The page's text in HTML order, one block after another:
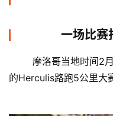
一场比赛
的Herculis路跑5公里大